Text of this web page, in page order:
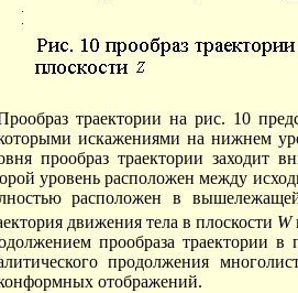
траектории на рис. 10
искажениями на нижнем
прообраз траектории заходит
уровень расположен между
расположен в
движения тела в плоскости W
прообраза траектории в
продолжения
отображений.